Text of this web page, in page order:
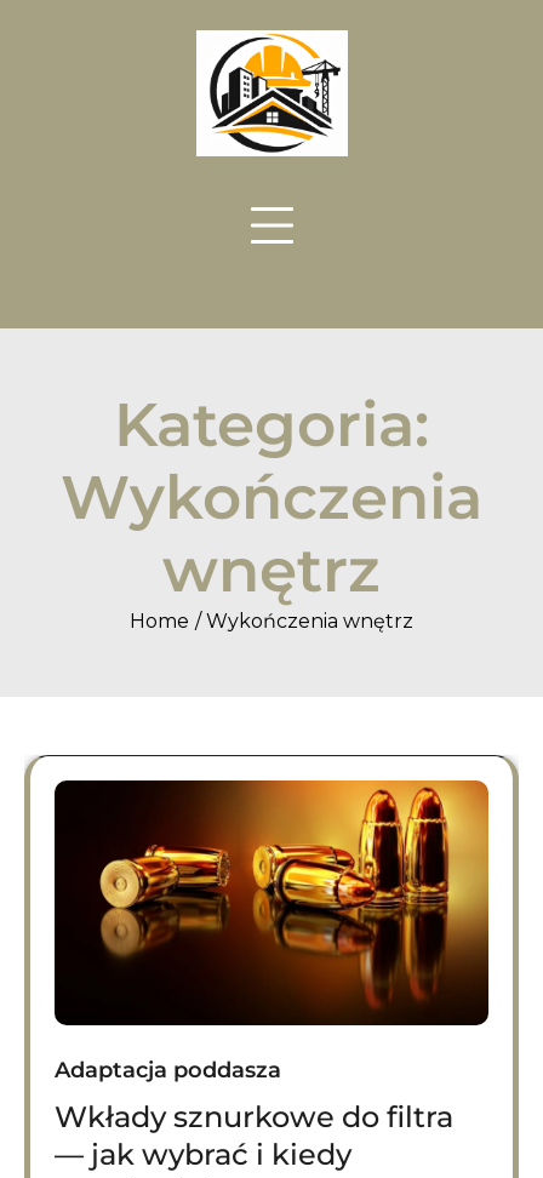
Kategoria:
Wykończenia
wnętrz
Home Wykończenia wnętrz
Adaptacja poddasza
Wkłady sznurkowe do filtra
— jak wybrać i kiedy